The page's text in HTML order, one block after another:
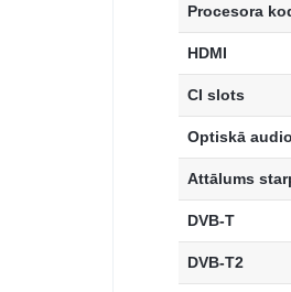
Procesora
HDMI
CI slots
Optiskā
Attālums
DVB-T
DVB-T2